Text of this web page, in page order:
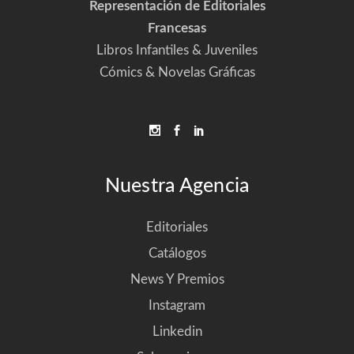
Representación de Editoriales
Francesas
Libros Infantiles & Juveniles
Cómics & Novelas Gráficas
Nuestra Agencia
Editoriales
Catálogos
News Y Premios
Instagram
Linkedin